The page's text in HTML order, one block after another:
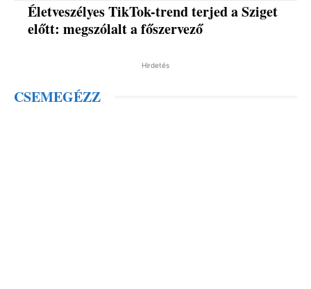
Életveszélyes TikTok-trend terjed a Sziget
előtt: megszólalt a főszervező
Hirdetés
CSEMEGÉZZ